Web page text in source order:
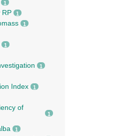
1
RP 1
1
1
1
Index 1
of
1
1